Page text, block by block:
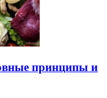
принципы и